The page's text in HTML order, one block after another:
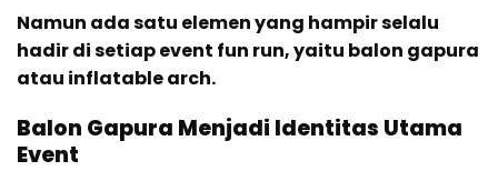
Namun ada satu elemen yang hampir selalu
hadir di setiap event fun run, yaitu balon gapura
atau inflatable arch.
Balon Gapura Menjadi Identitas Utama
Event